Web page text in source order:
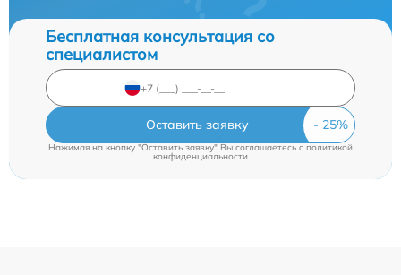
Бесплатная консультация со
специалистом
Оставить заявку
Нажимая на кнопку "Оставить заявку" Вы соглашаетесь cполитикой
конфиденциальности